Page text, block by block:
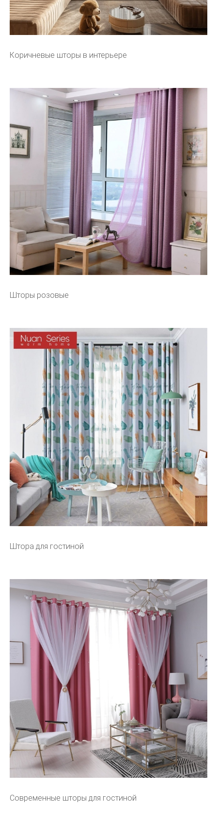
Коричневые шторы в интерьере
Шторы розовые
Штора для гостиной
Современные шторы для гостиной